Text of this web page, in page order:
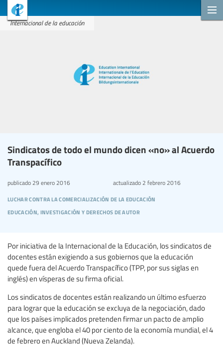
Internacional de la educación
Sindicatos de todo el mundo dicen «no» al Acuerdo
Transpacífico
luchar contra la comercialización de la educación
educación, investigación y derechos de autor
publicado 29 enero 2016 actualizado2 febrero 2016
Por iniciativa de la Internacional de la Educación, los sindicatos de
docentes están exigiendo a sus gobiernos que la educación
quede fuera del Acuerdo Transpacífico (TPP, por sus siglas en
inglés) en vísperas de su firma oficial.
Los sindicatos de docentes están realizando un último esfuerzo
para lograr que la educación se excluya de la negociación, dado
que los países implicados pretenden firmar un pacto de amplio
alcance, que engloba el 40 por ciento de la economía mundial, el 4
de febrero en Auckland (Nueva Zelanda).